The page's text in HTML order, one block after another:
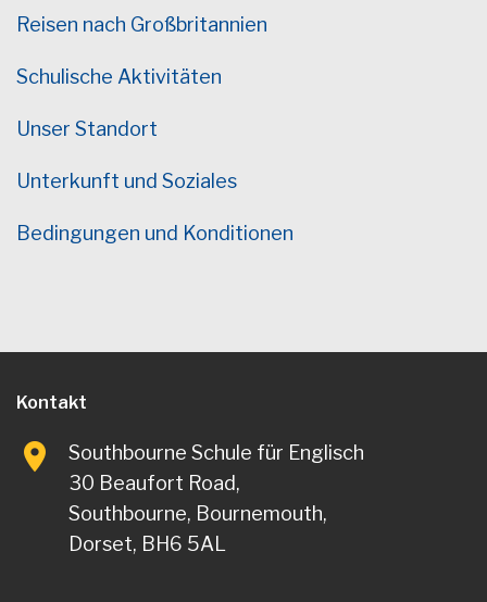
Reisen nach Großbritannien
Schulische Aktivitäten
Unser Standort
Unterkunft und Soziales
Bedingungen und Konditionen
Kontakt
Southbourne Schule für Englisch
30 Beaufort Road,
Southbourne, Bournemouth,
Dorset, BH6 5AL